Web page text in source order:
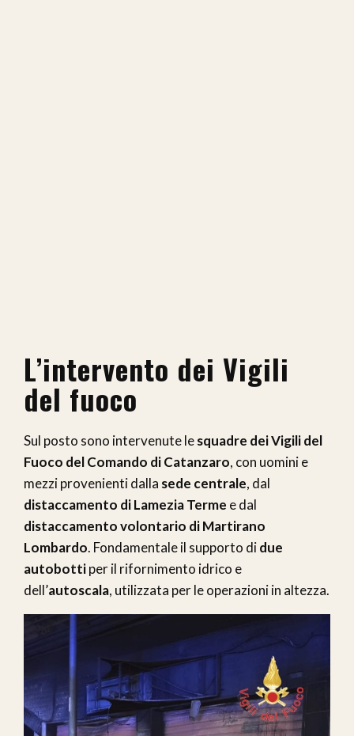
L’intervento dei Vigili
del fuoco
Sul posto sono intervenute lesquadre dei Vigili del
Fuoco del Comando di Catanzaro, con uomini e
mezzi provenienti dalla sede centrale, dal
distaccamento di Lamezia Terme e dal
distaccamento volontario di Martirano
Lombardo. Fondamentale il supporto didue
autobottiper il rifornimento idrico e
dell’autoscala, utilizzata per le operazioni in altezza.